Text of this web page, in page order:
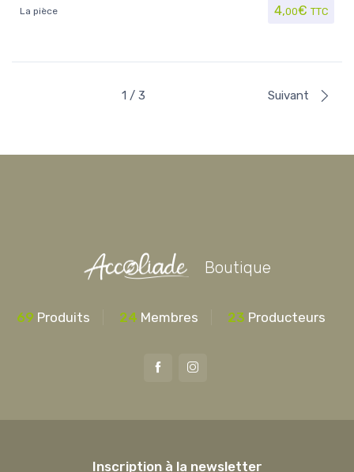
La pièce 4,00€ TTC
1 / 3 Suivant
Boutique
69 Produits 24 Membres 23 Producteurs
Inscription à la newsletter